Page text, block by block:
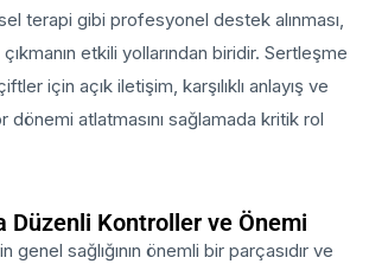
terapi gibi profesyonel destek alınması,
etkili yollarından biridir. Sertleşme
için açık iletişim, karşılıklı anlayış ve
dönemi atlatmasını sağlamada kritik rol
Düzenli Kontroller ve Önemi
genel sağlığının önemli bir parçasıdır ve